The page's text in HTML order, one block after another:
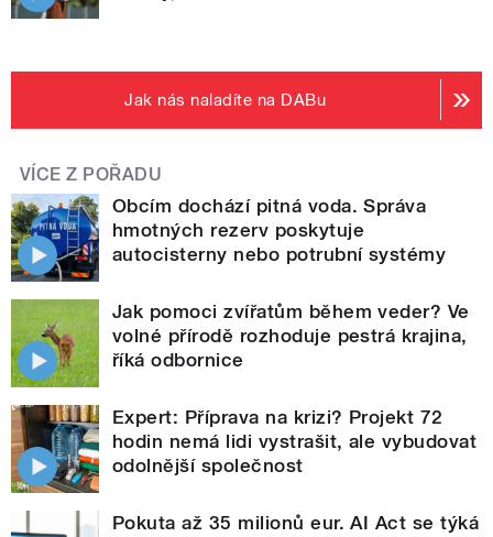
Jak nás naladíte na DABu
VÍCE Z POŘADU
Obcím dochází pitná voda. Správa
hmotných rezerv poskytuje
autocisterny nebo potrubní systémy
Jak pomoci zvířatům během veder? Ve
volné přírodě rozhoduje pestrá krajina,
říká odbornice
Expert: Příprava na krizi? Projekt 72
hodin nemá lidi vystrašit, ale vybudovat
odolnější společnost
Pokuta až 35 milionů eur. AI Act se týká